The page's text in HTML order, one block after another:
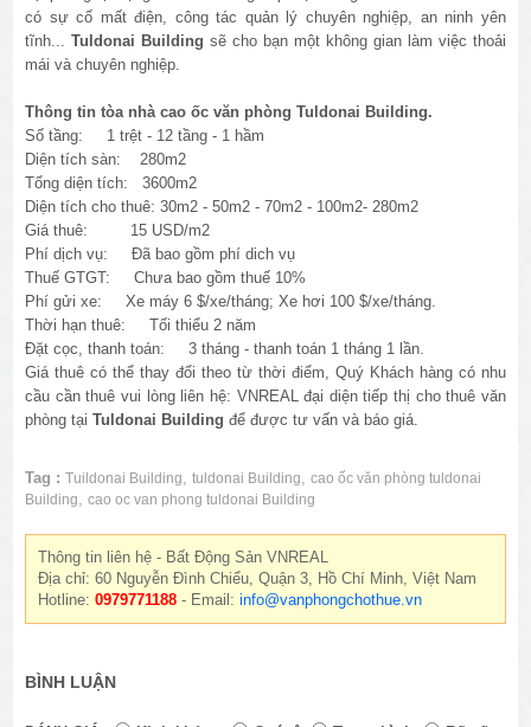
có sự cố mất điện, công tác quản lý chuyên nghiệp, an ninh yên
tĩnh...Tuldonai Building sẽ cho bạn một không gian làm việc thoải
mái và chuyên nghiệp.
Thông tin tòa nhà cao ốc văn phòng Tuldonai Building.
Số tầng: 1 trệt - 12 tầng - 1 hầm
Diện tích sàn: 280m2
Tổng diện tích: 3600m2
Diện tích cho thuê: 30m2 - 50m2 - 70m2 - 100m2- 280m2
Giá thuê: 15 USD/m2
Phí dịch vụ: Đã bao gồm phí dich vụ
Thuế GTGT: Chưa bao gồm thuế 10%
Phí gửi xe:Xe máy 6 $/xe/tháng; Xe hơi 100 $/xe/tháng.
Thời hạn thuê: Tối thiểu 2 năm
Đặt cọc, thanh toán: 3 tháng - thanh toán 1 tháng 1 lần.
Giá thuê có thể thay đổi theo từ thời điểm, Quý Khách hàng có nhu
cầu cần thuê vui lòng liên hệ: VNREAL đại diện tiếp thị cho thuê văn
phòng tạiTuldonai Building để được tư vấn và báo giá.
Tag : Tuildonai Building ,tuldonai Building ,cao ốc văn phòng tuldonai
Building
,cao oc van phong tuldonai Building
Thông tin liên hệ - Bất Động Sản VNREAL
Địa chỉ: 60 Nguyễn Đình Chiểu, Quận 3, Hồ Chí Minh, Việt Nam
Hotline:0979771188 - Email:info@vanphongchothue.vn
BÌNH LUẬN